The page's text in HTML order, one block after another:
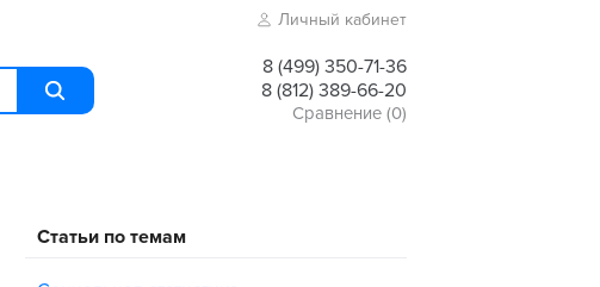
Личный кабинет
8 (499) 350-71-36
8 (812) 389-66-20
Сравнение (0)
Статьи по темам